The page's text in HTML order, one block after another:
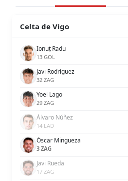
Celta de Vigo
Ionuț Radu
13 GOL
Javi Rodríguez
32 ZAG
Yoel Lago
29 ZAG
Álvaro Núñez
14 LAD
Óscar Mingueza
3 ZAG
Javi Rueda
17 ZAG